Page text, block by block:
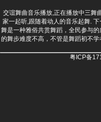
交谊舞曲音乐播放,正在播放中三舞
家一起听,跟随着动人的音乐起舞.
舞是一种雅俗共赏舞蹈，全民参与
的舞步难度不高，不管是舞蹈初不
粤ICP备